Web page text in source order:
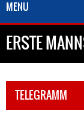
MENU
ERSTE
TELEGRAMM